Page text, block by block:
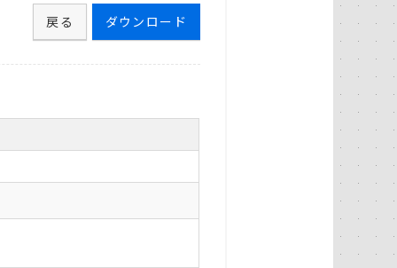
ダウンロード
戻る